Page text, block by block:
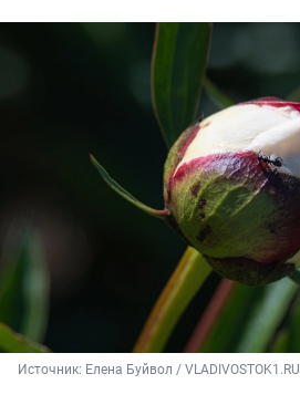
Источник: Елена Буйвол / VLADIVOSTOK1.RU